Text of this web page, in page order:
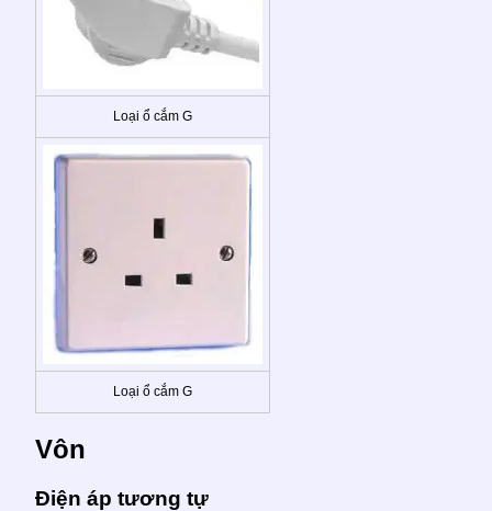
Loại ổ cắm G
Loại ổ cắm G
Vôn
Điện áp tương tự